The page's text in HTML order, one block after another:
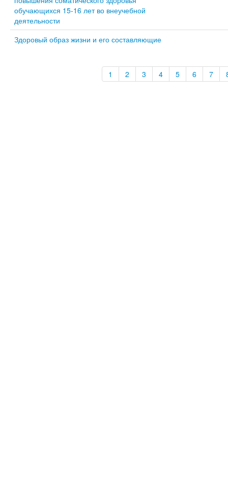
обучающихся 15-16 лет во внеучебной
деятельности
Здоровый образ жизни и его составляющие
1 2 3 4 5 6 7